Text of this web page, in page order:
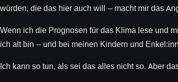
würden, die das hier auch will -- macht mir das
Wenn ich die Prognosen für das Klima lese und
ich alt bin -- und bei meinen Kindern und
Ich kann so tun, als sei das alles nicht so. Aber